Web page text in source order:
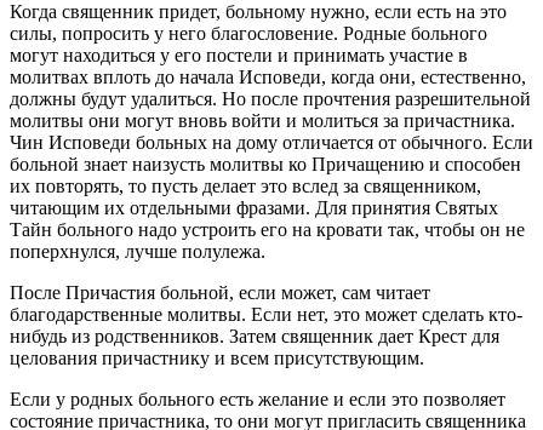
Когда священник придет, больному нужно, если есть на это
силы, попросить у него благословение. Родные больного
могут находиться у его постели и принимать участие в
молитвах вплоть до начала Исповеди, когда они, естественно,
должны будут удалиться. Но после прочтения разрешительной
молитвы они могут вновь войти и молиться за причастника.
Чин Исповеди больных на дому отличается от обычного. Если
больной знает наизусть молитвы ко Причащению и способен
их повторять, то пусть делает это вслед за священником,
читающим их отдельными фразами. Для принятия Святых
Тайн больного надо устроить его на кровати так, чтобы он не
поперхнулся, лучше полулежа.
После Причастия больной, если может, сам читает
благодарственные молитвы. Если нет, это может сделать кто-
нибудь из родственников. Затем священник дает Крест для
целования причастнику и всем присутствующим.
Если у родных больного есть желание и если это позволяет
состояние причастника, то они могут пригласить священника